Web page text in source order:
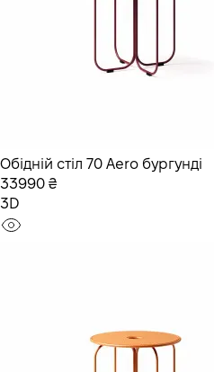
Обідній стіл 70 Aero бургунді
33990 ₴
3D